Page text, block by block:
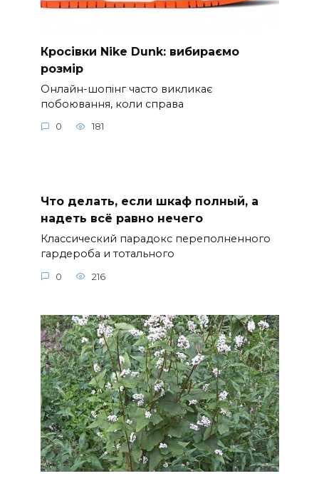
Кросівки Nike Dunk: вибираємо
розмір
Онлайн-шопінг часто викликає
побоювання, коли справа
0 181
Что делать, если шкаф полный, а
надеть всё равно нечего
Классический парадокс переполненного
гардероба и тотального
0 216